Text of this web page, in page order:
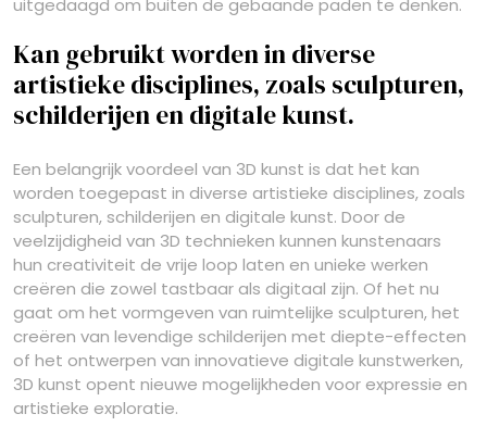
uitgedaagd om buiten de gebaande paden te denken.
Kan gebruikt worden in diverse
artistieke disciplines, zoals sculpturen,
schilderijen en digitale kunst.
Een belangrijk voordeel van 3D kunst is dat het kan
worden toegepast in diverse artistieke disciplines, zoals
sculpturen, schilderijen en digitale kunst. Door de
veelzijdigheid van 3D technieken kunnen kunstenaars
hun creativiteit de vrije loop laten en unieke werken
creëren die zowel tastbaar als digitaal zijn. Of het nu
gaat om het vormgeven van ruimtelijke sculpturen, het
creëren van levendige schilderijen met diepte-effecten
of het ontwerpen van innovatieve digitale kunstwerken,
3D kunst opent nieuwe mogelijkheden voor expressie en
artistieke exploratie.